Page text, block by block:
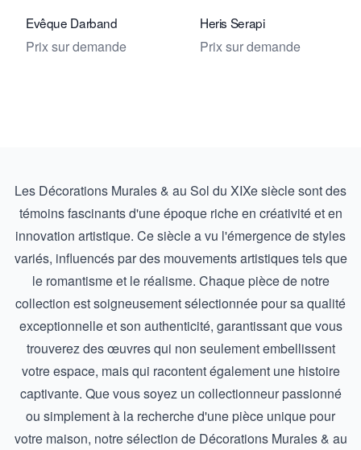
Evêque Darband
Prix sur demande
Heris Serapi
Prix sur demande
Les Décorations Murales & au Sol du XIXe siècle sont des
témoins fascinants d'une époque riche en créativité et en
innovation artistique. Ce siècle a vu l'émergence de styles
variés, influencés par des mouvements artistiques tels que
le romantisme et le réalisme. Chaque pièce de notre
collection est soigneusement sélectionnée pour sa qualité
exceptionnelle et son authenticité, garantissant que vous
trouverez des œuvres qui non seulement embellissent
votre espace, mais qui racontent également une histoire
captivante. Que vous soyez un collectionneur passionné
ou simplement à la recherche d'une pièce unique pour
votre maison, notre sélection de Décorations Murales & au